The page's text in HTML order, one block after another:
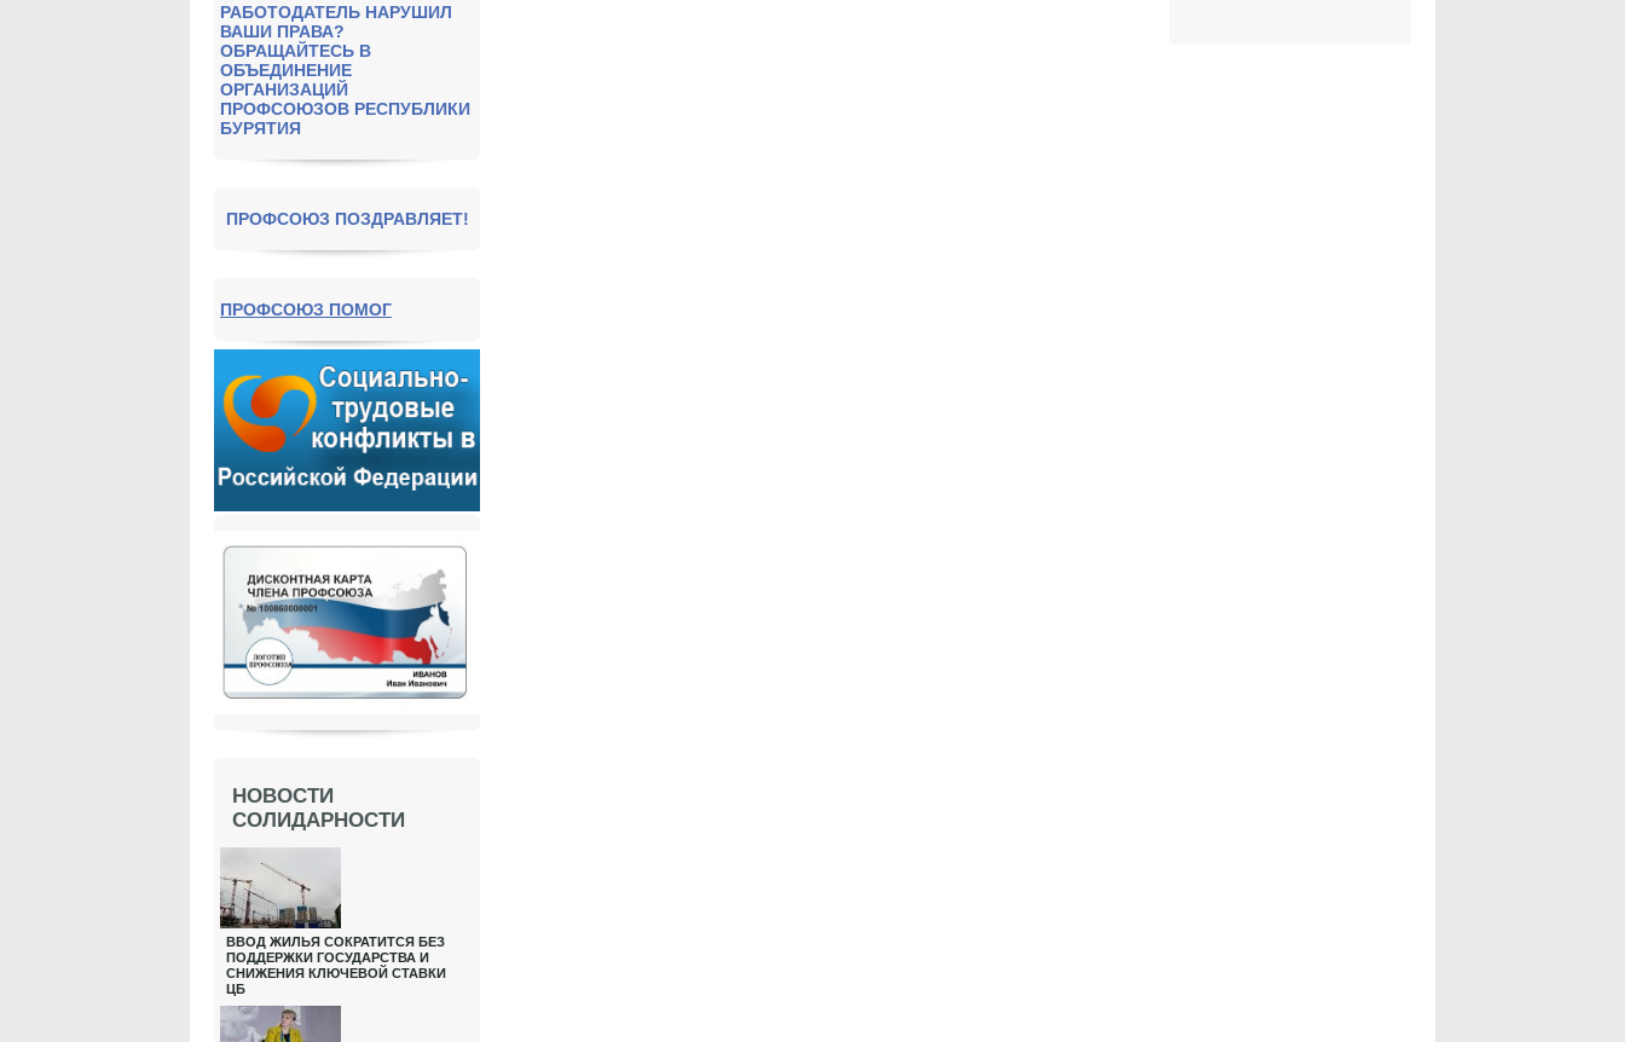
РАБОТОДАТЕЛЬ НАРУШИЛ
ВАШИ ПРАВА?
ОБРАЩАЙТЕСЬ В
ОБЪЕДИНЕНИЕ
ОРГАНИЗАЦИЙ
ПРОФСОЮЗОВ РЕСПУБЛИКИ
БУРЯТИЯ
ПРОФСОЮЗ ПОЗДРАВЛЯЕТ!
ПРОФСОЮЗ ПОМОГ
НОВОСТИ
СОЛИДАРНОСТИ
ВВОД ЖИЛЬЯ СОКРАТИТСЯ БЕЗ
ПОДДЕРЖКИ ГОСУДАРСТВА И
СНИЖЕНИЯ КЛЮЧЕВОЙ СТАВКИ
ЦБ